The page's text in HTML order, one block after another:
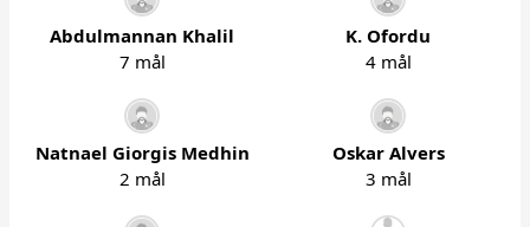
Abdulmannan Khalil
7 mål
Natnael Giorgis Medhin
2 mål
K. Ofordu
4 mål
Oskar Alvers
3 mål